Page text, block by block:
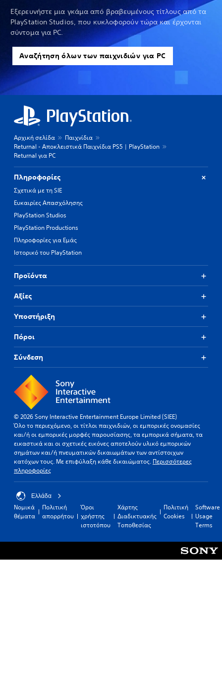
Εξερευνήστε μια γκάμα από βραβευμένους τίτλους από τα
PlayStation Studios, που κυκλοφορούν τώρα και έρχονται
σύντομα για PC.
Αναζήτηση όλων των παιχνιδιών για PC
Αρχική σελίδα
Παιχνίδια
Returnal - Αποκλειστικά Παιχνίδια PS5 | PlayStation
Returnal για PC
Πληροφορίες
Σχετικά με τη SIE
Ευκαιρίες Απασχόλησης
PlayStation Studios
PlayStation Productions
Πληροφορίες για Εμάς
Ιστορικό του PlayStation
Προϊόντα
Αξίες
Υποστήριξη
Πόροι
Σύνδεση
© 2026 Sony Interactive Entertainment Europe Limited (SIEE)
Όλο το περιεχόμενο, οι τίτλοι παιχνιδιών, οι εμπορικές ονομασίες
και/ή οι εμπορικές μορφές παρουσίασης, τα εμπορικά σήματα, τα
εικαστικά και οι σχετικές εικόνες αποτελούν υλικό εμπορικών
σημάτων και/ή πνευματικών δικαιωμάτων των αντίστοιχων
κατόχων τους. Με επιφύλαξη κάθε δικαιώματος. Περισσότερες
πληροφορίες
Ελλάδα
Νομικά
θέματα
Πολιτική
απορρήτου
Όροι
χρήστης
ιστοτόπου
Χάρτης
Διαδικτυακής
Τοποθεσίας
Πολιτική
Cookies
Software
Usage
Terms